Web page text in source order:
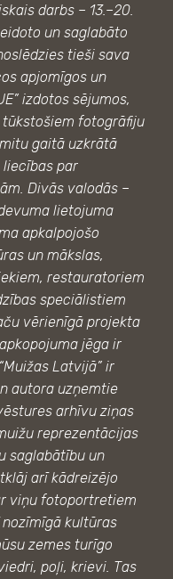
darbs – 13.–20.
un saglabāto
tieši sava
apjomīgos un
izdotos sējumos,
tūkstošiem fotogrāfiju
gaitā uzkrātā
par
Divās valodās –
lietojuma
apkalpojošo
un mākslas,
restauratoriem
speciālistiem
vērienīgā projekta
jēga ir
Latvijā” ir
autora uzņemtie
arhīvu ziņas
reprezentācijas
saglabātību un
arī kādreizējo
viņu fotoportretiem
kultūras
zemes turīgo
poļi, krievi. Tas